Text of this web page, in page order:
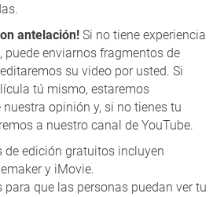
antelación! Si no tiene experiencia
puede enviarnos fragmentos de
su video por usted. Si
tú mismo, estaremos
opinión y, si no tienes tu
a nuestro canal de YouTube.
de edición gratuitos incluyen
y iMovie.
para que las personas puedan ver tu